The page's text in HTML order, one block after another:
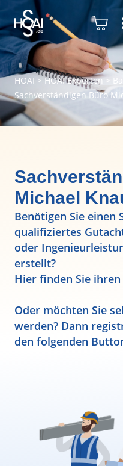
HOAI > HOAI Experten>
Sachverständigen Büro
Michael
Benötigen Sie einen
qualifiziertes
oder
erstellt?
Hier finden Sie
Oder möchten Sie
werden? Dann
den folgenden